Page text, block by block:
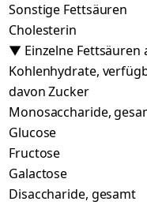
Sonstige Fettsäuren
Cholesterin
▼ Einzelne Fettsäuren
Kohlenhydrate,
davon Zucker
Monosaccharide,
Glucose
Fructose
Galactose
Disaccharide, gesamt